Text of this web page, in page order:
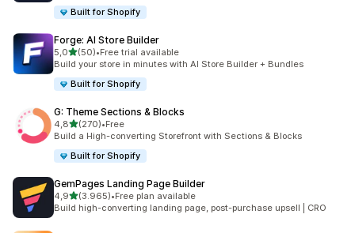
Built for Shopify
Forge: AI Store Builder
5,0de 5 estrelas
(50)
50 total de avaliações
•Free trial available
Build your store in minutes with AI Store Builder + Bundles
Built for Shopify
G: Theme Sections & Blocks
4,8de 5 estrelas
(270)
270 total de avaliações
•Free
Build a High-converting Storefront with Sections & Blocks
Built for Shopify
GemPages Landing Page Builder
4,9de 5 estrelas
(3.965)
3965 total de avaliações
•Free plan available
Build high-converting landing page, post-purchase upsell | CRO